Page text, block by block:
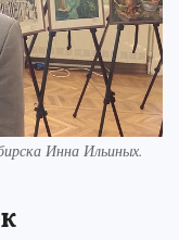
Инна Ильиных.